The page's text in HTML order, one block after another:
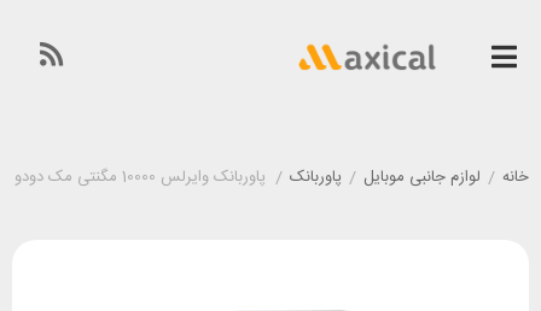
خانه / لوازم جانبی موبایل / پاوربانک / پاوربانک وایرلس 10000 مگنتی مک دودو Mcdodo MC-8371 توان 20 وات